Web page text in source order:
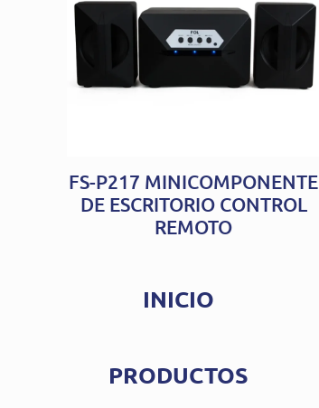
FS-P217 MINICOMPONENTE
DE ESCRITORIO CONTROL
REMOTO
INICIO
PRODUCTOS